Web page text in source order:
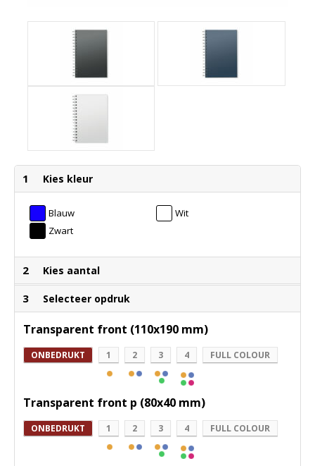
1 Kies kleur
Blauw
Wit
Zwart
2 Kies aantal
3 Selecteer opdruk
Transparent front (110x190 mm)
ONBEDRUKT 1 2 3 4 FULL COLOUR
Transparent front p (80x40 mm)
ONBEDRUKT 1 2 3 4 FULL COLOUR